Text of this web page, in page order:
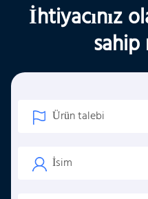
İhtiyacınız
sahip